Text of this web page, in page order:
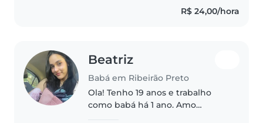
R$ 24,00/hora
Beatriz
Babá em Ribeirão Preto
Ola! Tenho 19 anos e trabalho
como babá há 1 ano. Amo